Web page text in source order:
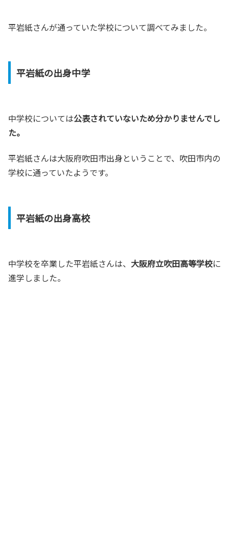
平岩紙さんが通っていた学校について調べてみました。
平岩紙の出身中学
中学校については公表されていないため分かりませんでし
た。
平岩紙さんは大阪府吹田市出身ということで、吹田市内の
学校に通っていたようです。
平岩紙の出身高校
中学校を卒業した平岩紙さんは、 大阪府立吹田高等学校に
進学しました。